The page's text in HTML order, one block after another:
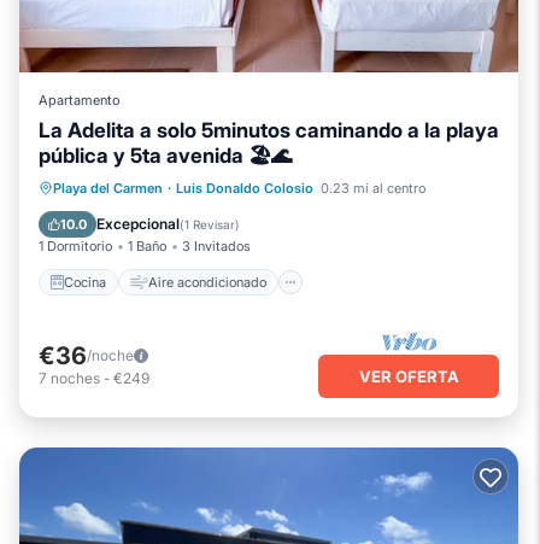
Apartamento
La Adelita a solo 5minutos caminando a la playa
pública y 5ta avenida 🏖🌊
Playa del Carmen · Luis Donaldo Colosio 0.23 mi al centro
10.0 Excepcional(1 Revisar)
1 Dormitorio 1 Baño 3 Invitados
Cocina Aire acondicionado
Cocina Aire acondicionado
Internet
Apto para niños
€36/noche
7 noches - €249 VER OFERTA